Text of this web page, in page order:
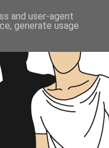
and user-agent
generate usage